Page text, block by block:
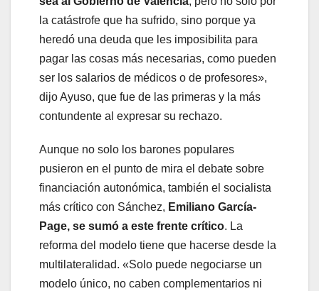
la catástrofe que ha sufrido, sino porque ya
heredó una deuda que les imposibilita para
pagar las cosas más necesarias, como pueden
ser los salarios de médicos o de profesores»,
dijo Ayuso, que fue de las primeras y la más
contundente al expresar su rechazo.
Aunque no solo los barones populares
pusieron en el punto de mira el debate sobre
financiación autonómica, también el socialista
más crítico con Sánchez, Emiliano García-
Page, se sumó a este frente crítico. La
reforma del modelo tiene que hacerse desde la
multilateralidad. «Solo puede negociarse un
modelo único, no caben complementarios ni